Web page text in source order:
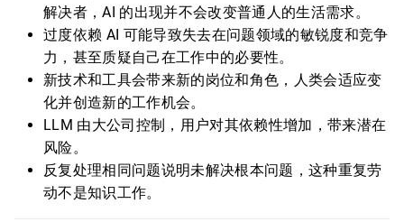
解决者，AI 的出现并不会改变普通人的生活需求。
过度依赖 AI 可能导致失去在问题领域的敏锐度和竞争
力，甚至质疑自己在工作中的必要性。
新技术和工具会带来新的岗位和角色，人类会适应变
化并创造新的工作机会。
LLM 由大公司控制，用户对其依赖性增加，带来潜在
风险。
反复处理相同问题说明未解决根本问题，这种重复劳
动不是知识工作。